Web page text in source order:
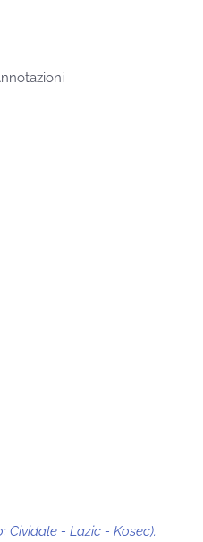
Cividale - Lazic - Kosec).